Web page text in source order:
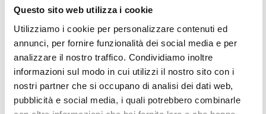
Questo sito web utilizza i cookie
Utilizziamo i cookie per personalizzare contenuti ed
annunci, per fornire funzionalità dei social media e per
analizzare il nostro traffico. Condividiamo inoltre
informazioni sul modo in cui utilizzi il nostro sito con i
nostri partner che si occupano di analisi dei dati web,
pubblicità e social media, i quali potrebbero combinarle